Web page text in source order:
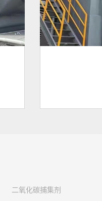
二氧化碳捕集剂